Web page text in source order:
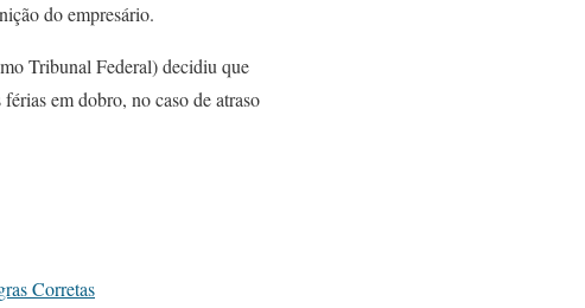
do empresário.
Tribunal Federal) decidiu que
em dobro, no caso de atraso
Corretas